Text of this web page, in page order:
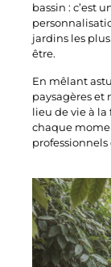
bassin : c’est
jardins les
être.
En mêlant
paysagères et
lieu de vie à
chaque